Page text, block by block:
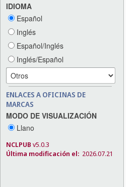
IDIOMA
Español
Inglés
Español/Inglés
Inglés/Español
ENLACES A OFICINAS DE
MARCAS
MODO DE VISUALIZACIÓN
Llano
NCLPUB v5.0.3
Última modificación el: 2026.07.21